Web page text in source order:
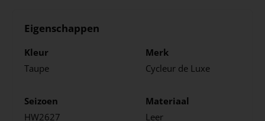
Eigenschappen
Kleur
Taupe
Merk
Cycleur de Luxe
Seizoen
HW2627
Materiaal
Leer